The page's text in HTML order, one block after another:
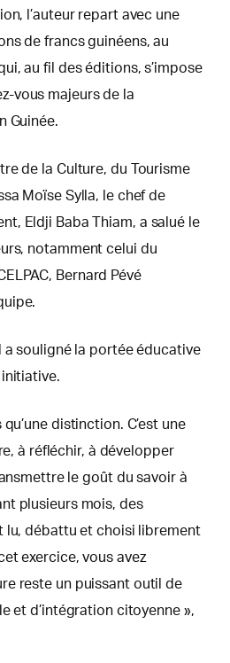
l’auteur repart avec une
de francs guinéens, au
au fil des éditions, s’impose
vous majeurs de la
Guinée.
de la Culture, du Tourisme
Moïse Sylla, le chef de
Eldji Baba Thiam, a salué le
notamment celui du
Bernard Pévé
a souligné la portée éducative
distinction. C’est une
à réfléchir, à développer
le goût du savoir à
plusieurs mois, des
lu, débattu et choisi librement
exercice, vous avez
reste un puissant outil de
et d’intégration citoyenne »,